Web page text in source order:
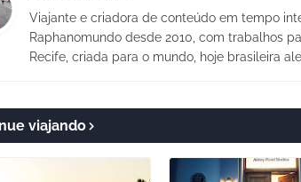
Viajante e criadora de conteúdo em tempo
Raphanomundo desde 2010, com trabalhos
Recife, criada para o mundo, hoje brasileira
viajando